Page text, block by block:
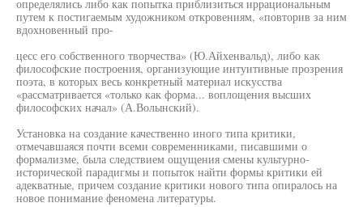
определялись либо как попытка приблизиться иррациональным
путем к постигаемым художником откровениям, «повторив за ним
вдохновенный про-
цесс его собственного творчества» (Ю.Айхенвальд), либо как
философские построения, организующие интуитивные прозрения
поэта, в которых весь конкретный материал искусства
«рассматривается «только как форма... воплощения высших
философских начал» (А.Волынский).
Установка на создание качественно иного типа критики,
отмечавшаяся почти всеми современниками, писавшими о
формализме, была следствием ощущения смены культурно-
исторической парадигмы и попыток найти формы критики ей
адекватные, причем создание критики нового типа опиралось на
новое понимание феномена литературы.